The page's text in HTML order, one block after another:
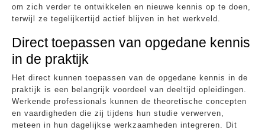
om zich verder te ontwikkelen en nieuwe kennis op te doen,
terwijl ze tegelijkertijd actief blijven in het werkveld.
Direct toepassen van opgedane kennis
in de praktijk
Het direct kunnen toepassen van de opgedane kennis in de
praktijk is een belangrijk voordeel van deeltijd opleidingen.
Werkende professionals kunnen de theoretische concepten
en vaardigheden die zij tijdens hun studie verwerven,
meteen in hun dagelijkse werkzaamheden integreren. Dit